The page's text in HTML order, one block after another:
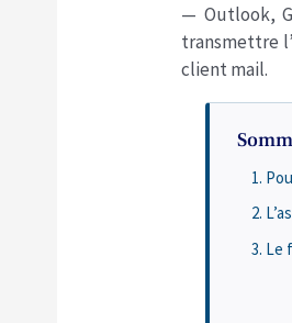
— Outlook,
transmettre
client mail.
Le